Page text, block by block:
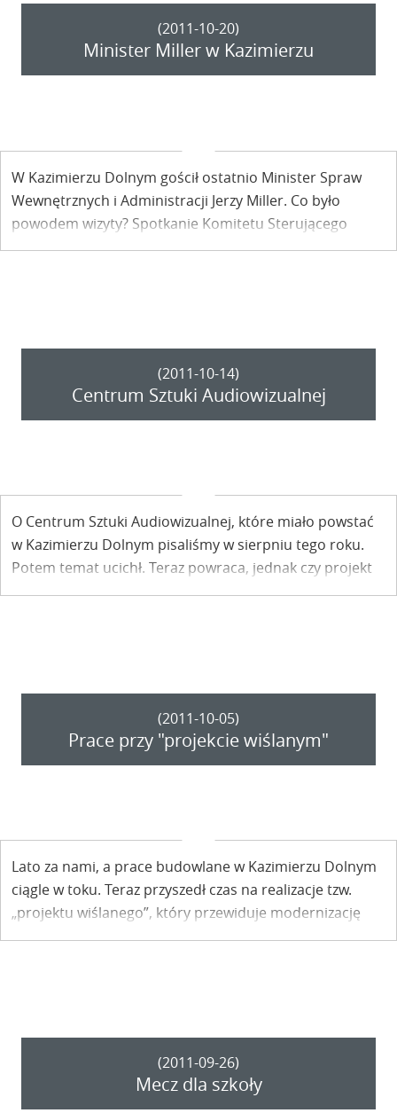
(2011-10-20)
Minister Miller w Kazimierzu
W Kazimierzu Dolnym gościł ostatnio Minister Spraw
Wewnętrznych i Administracji Jerzy Miller. Co było
powodem wizyty? Spotkanie Komitetu Sterującego
Programem Bezpieczeństwa Powodziowego w Dorzeczu
(2011-10-14)
Centrum Sztuki Audiowizualnej
O Centrum Sztuki Audiowizualnej, które miało powstać
w Kazimierzu Dolnym pisaliśmy w sierpniu tego roku.
Potem temat ucichł. Teraz powraca, jednak czy projekt
ten ma szanse na realizację? Zdania są podzielone.
(2011-10-05)
Prace przy "projekcie wiślanym"
Lato za nami, a prace budowlane w Kazimierzu Dolnym
ciągle w toku. Teraz przyszedł czas na realizacje tzw.
„projektu wiślanego”, który przewiduje modernizację
przystani jachtowej, budowę toalety publicznej oraz
(2011-09-26)
Mecz dla szkoły